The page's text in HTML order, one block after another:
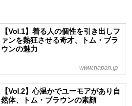
【Vol.1】着る人の個性を引き出しフ
ァンを熱狂させる奇才、トム・ブラ
ウンの魅力
www.tjapan.jp
【Vol.2】心温かでユーモアがあり自
然体、トム・ブラウンの素顔